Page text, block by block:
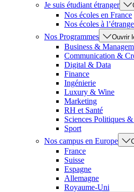
Je suis étudiant étranger
Nos écoles en France
Nos écoles à
Nos Programmes
Ouvrir
Business &
Communication &
Digital & Data
Finance
Ingénierie
Luxury & Wine
Marketing
RH et Santé
Sciences Politiques
Sport
Nos campus en Europe
France
Suisse
Espagne
Allemagne
Royaume-Uni